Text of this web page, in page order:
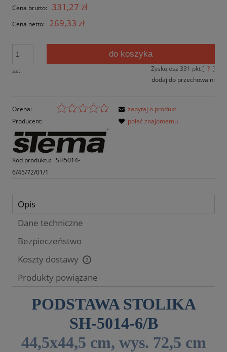
Cena brutto: 331,27 zł
Cena netto: 269,33 zł
szt.
do koszyka
Zyskujesz 331 pkt [ ? ]
dodaj do przechowalni
Ocena:
Producent:
Kod produktu: SH5014-
6/45/72/01/1
zapytaj o produkt
poleć znajomemu
Opis
Dane techniczne
Bezpieczeństwo
Koszty dostawy
Cena nie zawiera ewentualnych kosztów płatności
Produkty powiązane
PODSTAWA STOLIKA
SH-5014-6/B
44,5x44,5 cm, wys. 72,5 cm